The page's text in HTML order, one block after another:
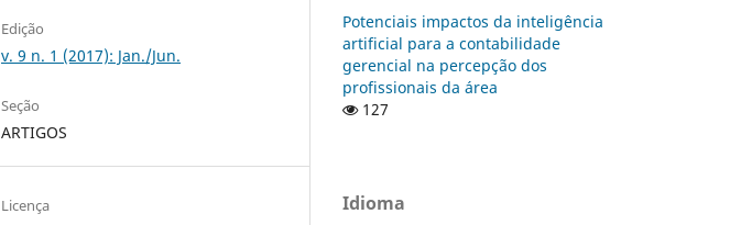
Edição
v. 9 n. 1 (2017): Jan./Jun.
Seção
ARTIGOS
Licença
Potenciais impactos da inteligência
artificial para a contabilidade
gerencial na percepção dos
profissionais da área
127
Idioma